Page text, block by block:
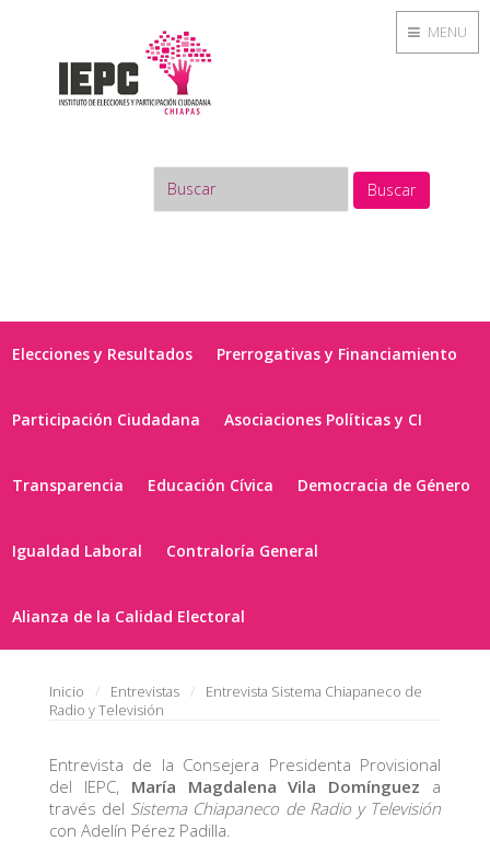
Buscar
Elecciones y Resultados Prerrogativas y Financiamiento
Participación Ciudadana Asociaciones Políticas y CI
Transparencia Educación Cívica Democracia de Género
Igualdad Laboral Contraloría General
Alianza de la Calidad Electoral
Inicio Entrevistas
Entrevista Sistema Chiapaneco de
Radio y Televisión
Entrevista de la Consejera Presidenta Provisional
del IEPC, María Magdalena Vila Domínguez a
través del Sistema Chiapaneco de Radio y Televisión
con Adelín Pérez Padilla.
MENU